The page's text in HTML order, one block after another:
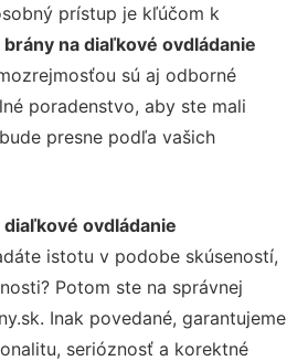
prístup je kľúčom k
na diaľkové ovdládanie
sú aj odborné
poradenstvo, aby ste mali
presne podľa vašich
ovdládanie
istotu v podobe skúseností,
Potom ste na správnej
Inak povedané, garantujeme
serióznosť a korektné